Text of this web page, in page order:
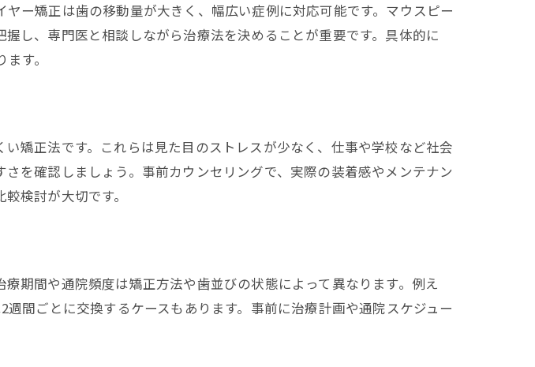
きるサポート内容を解説
ェックとケアの重要性
トを受けるメリット
ー矯正は歯の移動量が大きく、幅広い症例に対応可能です。マウスピー
し、専門医と相談しながら治療法を決めることが重要です。具体的に
す。
矯正法です。これらは見た目のストレスが少なく、仕事や学校など社会
を確認しましょう。事前カウンセリングで、実際の装着感やメンテナン
検討が大切です。
期間や通院頻度は矯正方法や歯並びの状態によって異なります。例え
間ごとに交換するケースもあります。事前に治療計画や通院スケジュー